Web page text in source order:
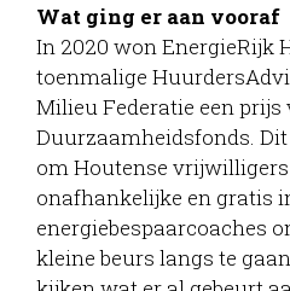
Wat ging er aan vooraf
In 2020 won EnergieRijk
toenmalige
Milieu Federatie een prijs
Duurzaamheidsfonds.
om Houtense
onafhankelijke en gratis
energiebespaarcoaches
kleine beurs langs te